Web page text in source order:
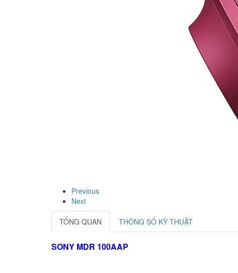
Previous
Next
TỔNG QUAN THÔNG SỐ KỸ THUẬT
SONY MDR 100AAP